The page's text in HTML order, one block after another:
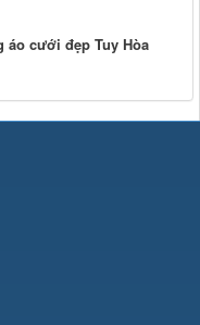
cưới đẹp Tuy Hòa